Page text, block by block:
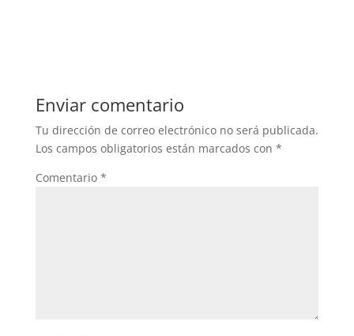
Enviar comentario
Tu dirección de correo electrónico no será publicada.
Los campos obligatorios están marcados con *
Comentario *